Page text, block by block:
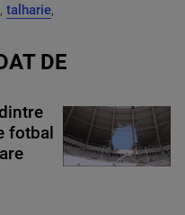
, talharie,
DE
fotbal